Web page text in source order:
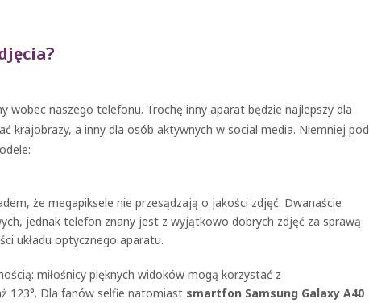
wobec naszego telefonu. Trochę inny aparat będzie najlepszy dla
krajobrazy, a inny dla osób aktywnych w social media. Niemniej pod
że megapiksele nie przesądzają o jakości zdjęć. Dwanaście
jednak telefon znany jest z wyjątkowo dobrych zdjęć za sprawą
układu optycznego aparatu.
miłośnicy pięknych widoków mogą korzystać z
123°. Dla fanów selfie natomiast smartfon Samsung Galaxy A40